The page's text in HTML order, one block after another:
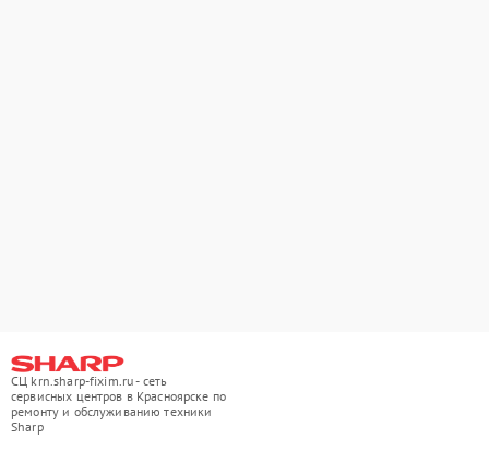
СЦ krn.sharp-fixim.ru - сеть
сервисных центров в Красноярске по
ремонту и обслуживанию техники
Sharp